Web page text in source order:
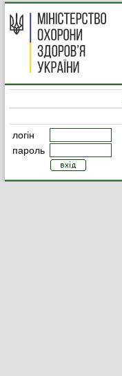
логін
пароль